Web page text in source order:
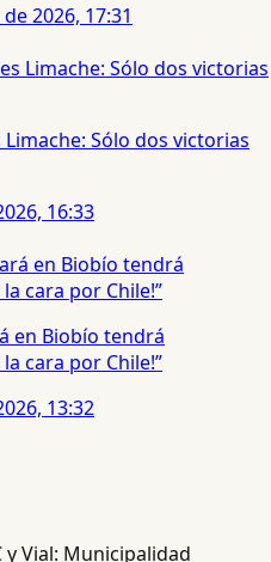
2026, 17:31
Sólo dos victorias
16:33
en Biobío tendrá
cara por Chile!”
13:32